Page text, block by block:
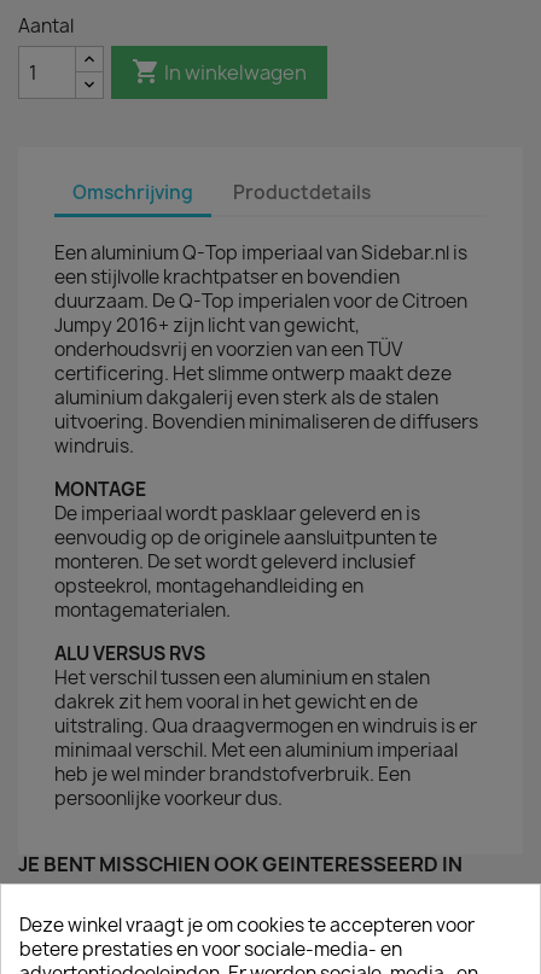
Aantal
 In winkelwagen
Omschrijving Productdetails
Een aluminium Q-Top imperiaal van Sidebar.nl is
een stijlvolle krachtpatser en bovendien
duurzaam. De Q-Top imperialen voor de Citroen
Jumpy 2016+ zijn licht van gewicht,
onderhoudsvrij en voorzien van een TÜV
certificering. Het slimme ontwerp maakt deze
aluminium dakgalerij even sterk als de stalen
uitvoering. Bovendien minimaliseren de diffusers
windruis.
MONTAGE
De imperiaal wordt pasklaar geleverd en is
eenvoudig op de originele aansluitpunten te
monteren. De set wordt geleverd inclusief
opsteekrol, montagehandleiding en
montagematerialen.
ALU VERSUS RVS
Het verschil tussen een aluminium en stalen
dakrek zit hem vooral in het gewicht en de
uitstraling. Qua draagvermogen en windruis is er
minimaal verschil. Met een aluminium imperiaal
heb je wel minder brandstofverbruik. Een
persoonlijke voorkeur dus.
JE BENT MISSCHIEN OOK GEÏNTERESSEERD IN
Deze winkel vraagt je om cookies te accepteren voor
betere prestaties en voor sociale-media- en